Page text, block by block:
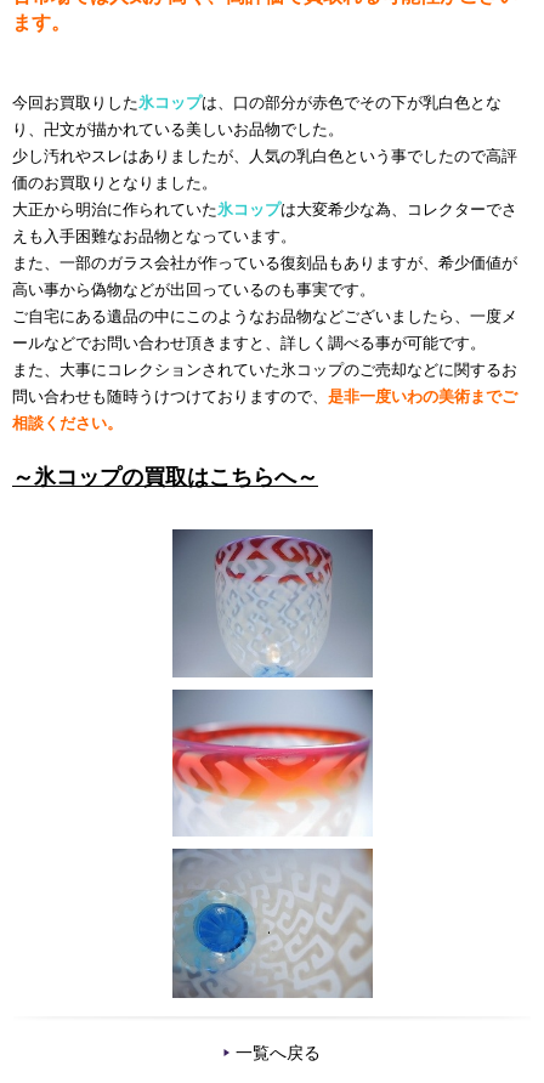
ます。
今回お買取りした氷コップは、口の部分が赤色でその下が乳白色とな
り、卍文が描かれている美しいお品物でした。
少し汚れやスレはありましたが、人気の乳白色という事でしたので高評
価のお買取りとなりました。
大正から明治に作られていた氷コップは大変希少な為、コレクターでさ
えも入手困難なお品物となっています。
また、一部のガラス会社が作っている復刻品もありますが、希少価値が
高い事から偽物などが出回っているのも事実です。
ご自宅にある遺品の中にこのようなお品物などございましたら、一度メ
ールなどでお問い合わせ頂きますと、詳しく調べる事が可能です。
また、大事にコレクションされていた氷コップのご売却などに関するお
問い合わせも随時うけつけておりますので、 是非一度いわの美術までご
相談ください。
～氷コップの買取はこちらへ～
一覧へ戻る